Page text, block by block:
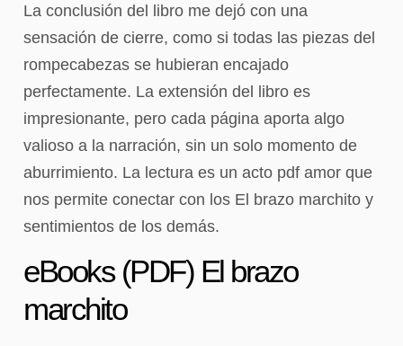
La conclusión del libro me dejó con una
sensación de cierre, como si todas las piezas del
rompecabezas se hubieran encajado
perfectamente. La extensión del libro es
impresionante, pero cada página aporta algo
valioso a la narración, sin un solo momento de
aburrimiento. La lectura es un acto pdf amor que
nos permite conectar con los El brazo marchito y
sentimientos de los demás.
eBooks (PDF) El brazo
marchito